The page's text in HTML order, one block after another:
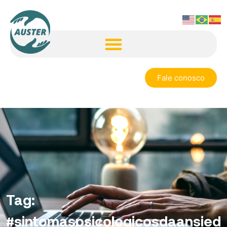
Fale conosco
Tag:
#sintomaspsicologicosdaansied